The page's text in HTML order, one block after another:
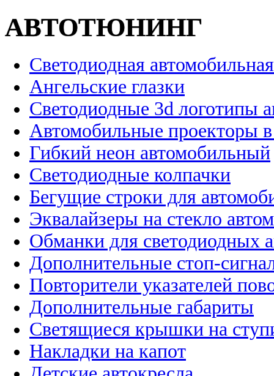
АВТОТЮНИНГ
Светодиодная
Ангельские глазки
Светодиодные 3d логотипы
Автомобильные проекторы
Гибкий неон автомобильный
Светодиодные колпачки
Бегущие строки для
Эквалайзеры на стекло
Обманки для светодиодных
Дополнительные стоп-
Повторители указателей
Дополнительные габариты
Светящиеся крышки на
Накладки на капот